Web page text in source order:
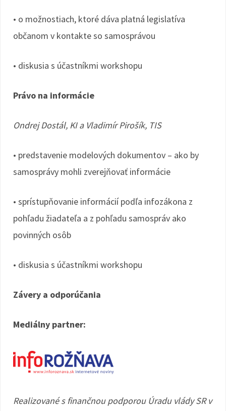
• o možnostiach, ktoré dáva platná legislatíva
občanom v kontakte so samosprávou
• diskusia s účastníkmi workshopu
Právo na informácie
Ondrej Dostál, KI a Vladimír Pirošík, TIS
• predstavenie modelových dokumentov – ako by
samosprávy mohli zverejňovať informácie
• sprístupňovanie informácií podľa infozákona z
pohľadu žiadateľa a z pohľadu samospráv ako
povinných osôb
• diskusia s účastníkmi workshopu
Závery a odporúčania
Mediálny partner:
Realizované s finančnou podporou Úradu vlády SR v